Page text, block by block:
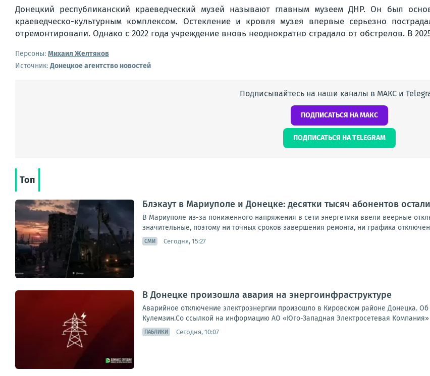
Донецкий республиканский краеведческий музей называют главным музеем ДНР. Он был
краеведческо-культурным комплексом. Остекление и кровля музея впервые серьезно
отремонтировали. Однако с 2022 года учреждение вновь неоднократно страдало от обстрелов. В
Персоны: Михаил Желтяков
Источник:Донецкое агентство новостей
Подписывайтесь на наши каналы в МАКС и
ПОДПИСАТЬСЯ НА МАКС
ПОДПИСАТЬСЯ НА TELEGRAM
Топ
Блэкаут в Мариуполе и Донецке: десятки тысяч абонентов
В Мариуполе из-за пониженного напряжения в сети энергетики ввели веерные
значительные, поэтому ни точных сроков завершения ремонта, ни графика
СМИ Сегодня, 15:27
В Донецке произошла авария на энергоинфраструктуре
Аварийное отключение электроэнергии произошло в Кировском районе Донецка.
Кулемзин.Со ссылкой на информацию АО «Юго-Западная Электросетевая
ПАБЛИКИ Сегодня, 10:07